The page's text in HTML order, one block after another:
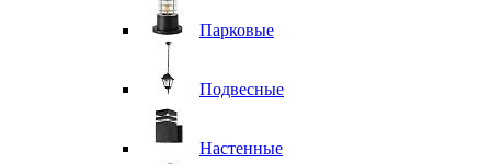
Парковые
Подвесные
Настенные